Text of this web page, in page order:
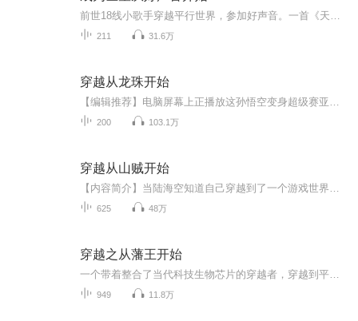
211 31.6万
穿越从龙珠开始
200 103.1万
穿越从山贼开始
625 48万
穿越之从藩王开始
949 11.8万